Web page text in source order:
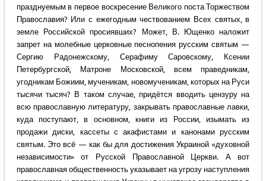
празднуемым в первое воскресение Великого поста Торжеством
Православия? Или с ежегодным чествованием Всех святых, в
земле Российской просиявших? Может, В. Ющенко наложит
запрет на молебные церковные песнопения русским святым —
Сергию Радонежскому, Серафиму Саровскому, Ксении
Петербургской, Матроне Московской, всем праведникам,
угодникам Божиим, мученикам, новомученикам, которых на Руси
тысячи тысяч? В таком случае, придётся вводить цензуру на
всю православную литературу, закрывать православные лавки,
куда поступают, в основном, книги из России, изымать из
продажи диски, кассеты с акафистами и канонами русским
святым. Это всё — как бы для достижения Украиной «духовной
независимости» от Русской Православной Церкви. А вот
православная общественность указывает на угрозу наступления